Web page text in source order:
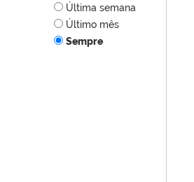
Última semana
Último mês
Sempre